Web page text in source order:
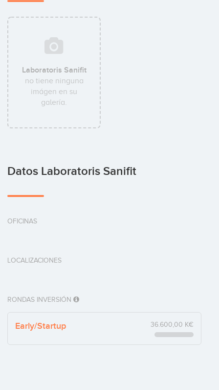
Laboratoris Sanifit
no tiene ninguna
imágen en su
galería.
Datos Laboratoris Sanifit
OFICINAS
LOCALIZACIONES
RONDAS INVERSIÓN
Early/Startup 36.600,00 K€